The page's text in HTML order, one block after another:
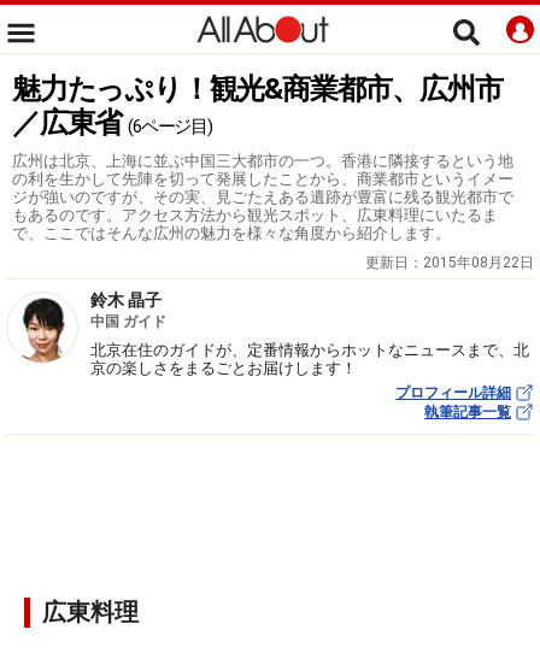
魅力たっぷり！観光&商業都市、広州市
／広東省 (6ページ目)
広州は北京、上海に並ぶ中国三大都市の一つ。香港に隣接するという地
の利を生かして先陣を切って発展したことから、商業都市というイメー
ジが強いのですが、その実、見ごたえある遺跡が豊富に残る観光都市で
もあるのです。アクセス方法から観光スポット、広東料理にいたるま
で、ここではそんな広州の魅力を様々な角度から紹介します。
更新日： 2015年08月22日
鈴木 晶子
中国 ガイド
北京在住のガイドが、定番情報からホットなニュースまで、北
京の楽しさをまるごとお届けします！
プロフィール詳細
執筆記事一覧
広東料理